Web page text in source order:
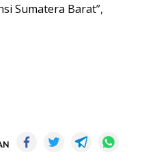
Sumatera Barat”,